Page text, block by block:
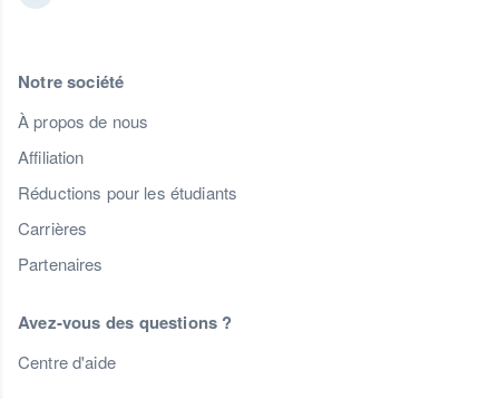
Notre société
À propos de nous
Affiliation
Réductions pour les étudiants
Carrières
Partenaires
Avez-vous des questions ?
Centre d'aide